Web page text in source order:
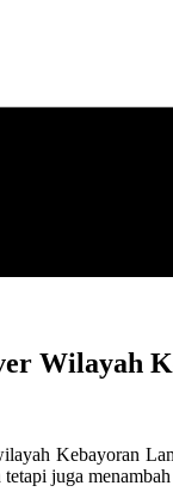
Wilayah
Kebayoran
juga